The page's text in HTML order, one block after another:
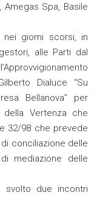
Amegas Spa, Basile
nei giorni scorsi, in
alle Parti dal
Dialuce “Su
Bellanova” per
Vertenza che
32/98 che prevede
conciliazione delle
mediazione delle
svolto due incontri